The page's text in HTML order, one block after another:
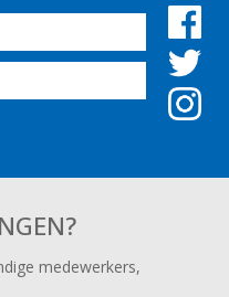
medewerkers,